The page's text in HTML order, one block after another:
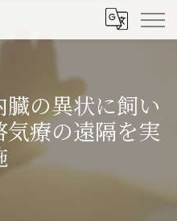
の異状に飼い
療の遠隔を実